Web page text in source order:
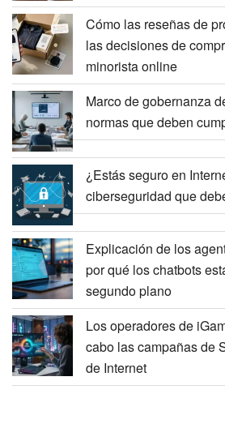
Cómo las reseñas de
las decisiones de
minorista online
Marco de gobernanza
normas que deben
¿Estás seguro en
ciberseguridad que
Explicación de los
por qué los chatbots
segundo plano
Los operadores de
cabo las campañas de
de Internet